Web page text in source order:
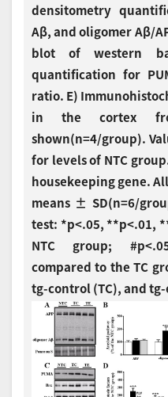
densitometry
Aβ, and oligomer Aβ/
blot of western
quantification for
ratio. E)
in the cortex
shown(n=4/group).
for levels of NTC
housekeeping gene.
means ± SD(n=6/
test: *p<.05, **p<.01,
NTC group;
compared to the TC
tg-control (TC), and tg-